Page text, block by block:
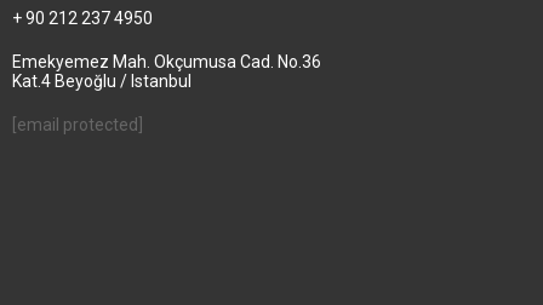
+ 90 212 237 4950
Emekyemez Mah. Okçumusa Cad. No.36
Kat.4 Beyoğlu / Istanbul
[email protected]